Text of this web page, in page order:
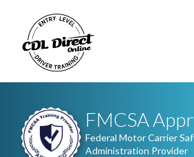
FMCSA
Federal Motor Carrier
Administration Provider